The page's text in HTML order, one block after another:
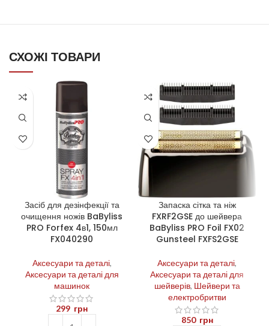
СХОЖІ ТОВАРИ
Засіб для дезінфекції та
очищення ножів BaByliss
PRO Forfex 4в1, 150мл
FX040290
Аксесуари та деталі,
Аксесуари та деталі для
машинок
299 грн
Запаска сітка та ніж
FXRF2GSE до шейвера
BaByliss PRO Foil FX02
Gunsteel FXFS2GSE
Аксесуари та деталі,
Аксесуари та деталі для
шейверів, Шейвери та
електробритви
850 грн